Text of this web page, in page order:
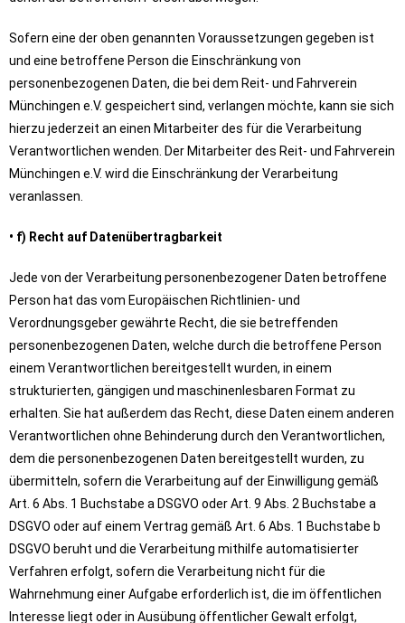
Sofern eine der oben genannten Voraussetzungen gegeben ist
und eine betroffene Person die Einschränkung von
personenbezogenen Daten, die bei dem Reit- und Fahrverein
Münchingen e.V. gespeichert sind, verlangen möchte, kann sie sich
hierzu jederzeit an einen Mitarbeiter des für die Verarbeitung
Verantwortlichen wenden. Der Mitarbeiter des Reit- und Fahrverein
Münchingen e.V. wird die Einschränkung der Verarbeitung
veranlassen.
• f) Recht auf Datenübertragbarkeit
Jede von der Verarbeitung personenbezogener Daten betroffene
Person hat das vom Europäischen Richtlinien- und
Verordnungsgeber gewährte Recht, die sie betreffenden
personenbezogenen Daten, welche durch die betroffene Person
einem Verantwortlichen bereitgestellt wurden, in einem
strukturierten, gängigen und maschinenlesbaren Format zu
erhalten. Sie hat außerdem das Recht, diese Daten einem anderen
Verantwortlichen ohne Behinderung durch den Verantwortlichen,
dem die personenbezogenen Daten bereitgestellt wurden, zu
übermitteln, sofern die Verarbeitung auf der Einwilligung gemäß
Art. 6 Abs. 1 Buchstabe a DSGVO oder Art. 9 Abs. 2 Buchstabe a
DSGVO oder auf einem Vertrag gemäß Art. 6 Abs. 1 Buchstabe b
DSGVO beruht und die Verarbeitung mithilfe automatisierter
Verfahren erfolgt, sofern die Verarbeitung nicht für die
Wahrnehmung einer Aufgabe erforderlich ist, die im öffentlichen
Interesse liegt oder in Ausübung öffentlicher Gewalt erfolgt,